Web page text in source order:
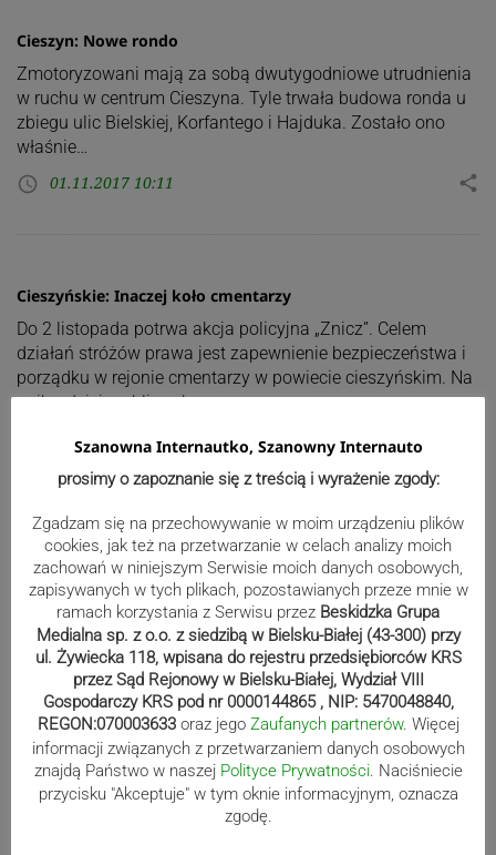
Cieszyn: Nowe rondo
Zmotoryzowani mają za sobą dwutygodniowe utrudnienia
w ruchu w centrum Cieszyna. Tyle trwała budowa ronda u
zbiegu ulic Bielskiej, Korfantego i Hajduka. Zostało ono
właśnie…
access_time 01.11.2017 10:11 share
Cieszyńskie: Inaczej koło cmentarzy
Do 2 listopada potrwa akcja policyjna „Znicz”. Celem
działań stróżów prawa jest zapewnienie bezpieczeństwa i
porządku w rejonie cmentarzy w powiecie cieszyńskim. Na
najbardziej ruchliwych…
01.11.2017 00:21
Kiedy w niebie czekają aniołki…
Nie ma dnia, żeby o nich nie myślała. Chociaż stara się
normalnie żyć, przychodzą chwile, w których tęskni w
sposób nieprawdopodobny. Zastanawia się, co by…
access_time 31.10.2017 20:14 share
Stronicowanie
wpisów
navigate_beforePoprzednia 1 … 665 666 667
Szanowna Internautko, Szanowny Internauto
prosimy o zapoznanie się z treścią i wyrażenie zgody:
Zgadzam się na przechowywanie w moim urządzeniu plików
cookies, jak też na przetwarzanie w celach analizy moich
zachowań w niniejszym Serwisie moich danych osobowych,
zapisywanych w tych plikach, pozostawianych przeze mnie w
ramach korzystania z Serwisu przez Beskidzka Grupa
Medialna sp. z o.o. z siedzibą w Bielsku-Białej (43-300) przy
ul. Żywiecka 118, wpisana do rejestru przedsiębiorców KRS
przez Sąd Rejonowy w Bielsku-Białej, Wydział VIII
Gospodarczy KRS pod nr 0000144865 , NIP: 5470048840,
REGON:070003633 oraz jego Zaufanych partnerów. Więcej
informacji związanych z przetwarzaniem danych osobowych
znajdą Państwo w naszej Polityce Prywatności. Naciśniecie
przycisku "Akceptuje" w tym oknie informacyjnym, oznacza
zgodę.